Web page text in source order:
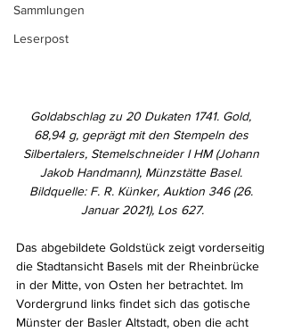
Sammlungen
Leserpost
Goldabschlag zu 20 Dukaten 1741. Gold,
68,94 g, geprägt mit den Stempeln des
Silbertalers, Stemelschneider I HM (Johann
Jakob Handmann), Münzstätte Basel.
Bildquelle: F. R. Künker, Auktion 346 (26.
Januar 2021), Los 627.
Das abgebildete Goldstück zeigt vorderseitig
die Stadtansicht Basels mit der Rheinbrücke
in der Mitte, von Osten her betrachtet. Im
Vordergrund links findet sich das gotische
Münster der Basler Altstadt, oben die acht